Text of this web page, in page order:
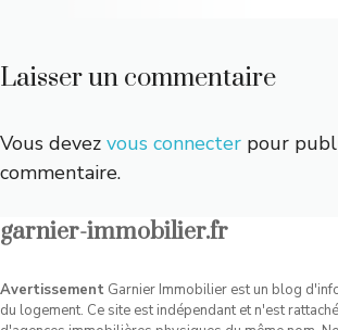
Laisser un commentaire
Vous devez vous connecter pour
commentaire.
garnier-immobilier.fr
Avertissement Garnier Immobilier est un blog
du logement. Ce site est indépendant et n'est